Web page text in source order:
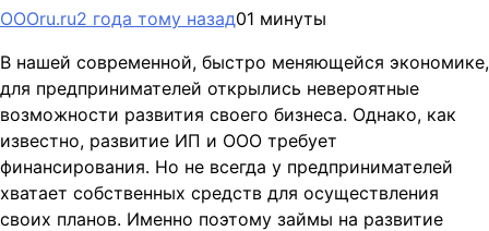
OOOru.ru2 года тому назад01 минуты
В нашей современной, быстро меняющейся экономике,
для предпринимателей открылись невероятные
возможности развития своего бизнеса. Однако, как
известно, развитие ИП и ООО требует
финансирования. Но не всегда у предпринимателей
хватает собственных средств для осуществления
своих планов. Именно поэтому займы на развитие